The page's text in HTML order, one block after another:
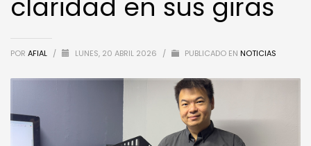
POR AFIAL / LUNES, 20 ABRIL 2026 / PUBLICADO EN NOTICIAS